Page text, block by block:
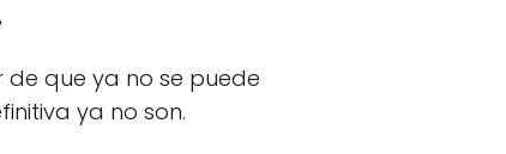
que ya no se puede
ya no son.